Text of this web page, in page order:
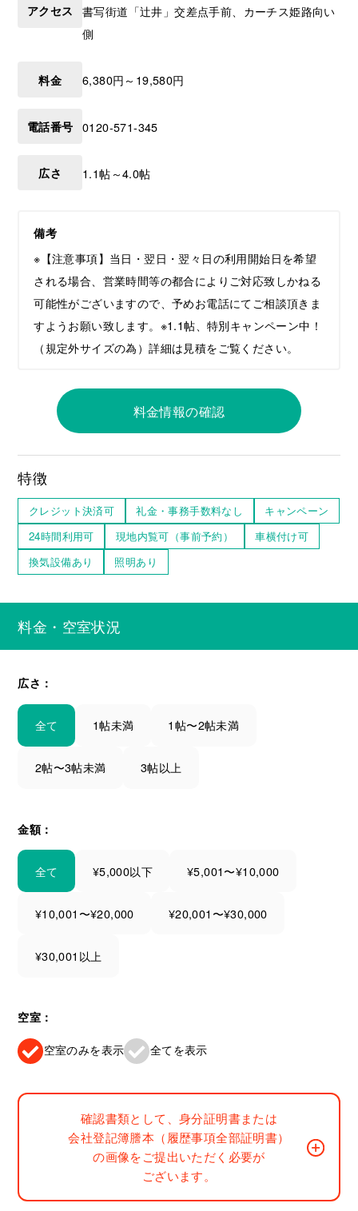
アクセス
書写街道「辻井」交差点手前、カーチス姫路向い
側
料金 6,380円～19,580円
電話番号 0120-571-345
広さ 1.1帖～4.0帖
備考
※【注意事項】当日・翌日・翌々日の利用開始日を希望
される場合、営業時間等の都合によりご対応致しかねる
可能性がございますので、予めお電話にてご相談頂きま
すようお願い致します。※1.1帖、特別キャンペーン中！
（規定外サイズの為）詳細は見積をご覧ください。
料金情報の確認
特徴
クレジット決済可 礼金・事務手数料なし
キャンペーン
24時間利用可
現地内覧可（事前予約）
車横付け可
換気設備あり
照明あり
料金・空室状況
広さ：
全て 1帖未満 1帖〜2帖未満
2帖〜3帖未満 3帖以上
金額：
全て ¥5,000以下 ¥5,001〜¥10,000
¥10,001〜¥20,000 ¥20,001〜¥30,000
¥30,001以上
空室：
空室のみを表示 全てを表示
確認書類として、身分証明書または
会社登記簿謄本（履歴事項全部証明書）
の画像をご提出いただく必要が
ございます。